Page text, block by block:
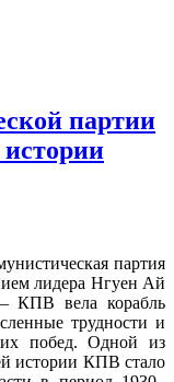
партии
партия
лидера Нгуен Ай
вела корабль
трудности и
побед. Одной из
истории КПВ стало